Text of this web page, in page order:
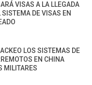
VISAS A LA LLEGADA
SISTEMA DE VISAS EN
LOS SISTEMAS DE
EN CHINA
MILITARES